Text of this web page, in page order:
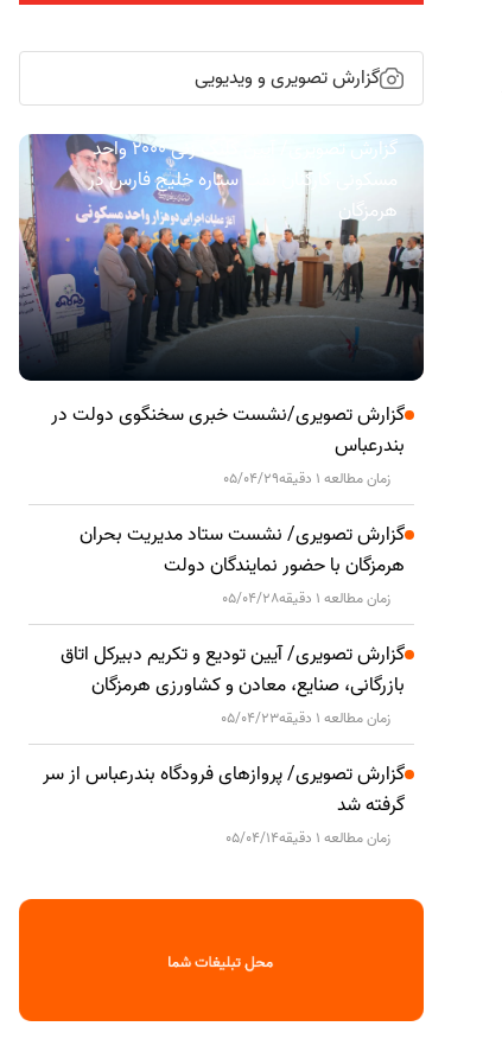
گزارش تصویری و ویدیویی
گزارش تصویری/ آیین کلنگ زنی ۲۰۰۰ واحد
مسکونی کارکنان نفت ستاره خلیج فارس در
هرمزگان
گزارش تصویری/نشست خبری سخنگوی دولت در
بندرعباس
زمان مطالعه 1 دقیقه 05/04/29
گزارش تصویری/ نشست ستاد مدیریت بحران
هرمزگان با حضور نمایندگان دولت
زمان مطالعه 1 دقیقه 05/04/28
گزارش تصویری/ آیین تودیع و تکریم دبیرکل اتاق
بازرگانی، صنایع، معادن و کشاورزی هرمزگان
زمان مطالعه 1 دقیقه 05/04/23
گزارش تصویری/ پروازهای فرودگاه بندرعباس از سر
گرفته شد
زمان مطالعه 1 دقیقه 05/04/14